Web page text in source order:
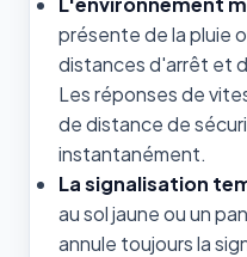
présente de la pluie
distances d'arrêt et
Les réponses de
de distance de
instantanément.
La signalisation
au sol jaune ou un
annule toujours la